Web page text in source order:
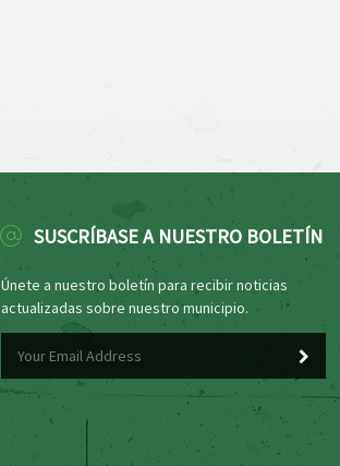
SUSCRÍBASE A NUESTRO BOLETÍN
Únete a nuestro boletín para recibir noticias
actualizadas sobre nuestro municipio.